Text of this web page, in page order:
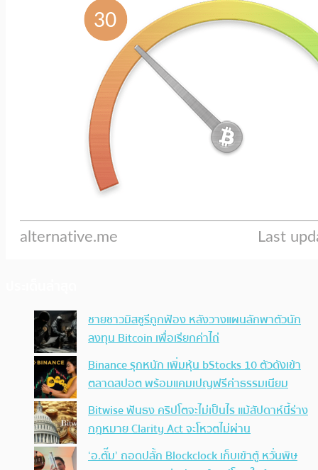
ชายชาวมิสซูรีถูกฟ้อง หลังวางแผนลักพาตัวนัก
ลงทุน Bitcoin เพื่อเรียกค่าไถ่
Binance รุกหนัก เพิ่มหุ้น bStocks 10 ตัวดังเข้า
ตลาดสปอต พร้อมแคมเปญฟรีค่าธรรมเนียม
Bitwise ฟันธง คริปโตจะไม่เป็นไร แม้สัปดาห์นี้ร่าง
กฎหมาย Clarity Act จะโหวตไม่ผ่าน
‘อ.ตั๊ม’ ถอดปลั้ก Blockclock เก็บเข้าตู้ หวั่นพิษ